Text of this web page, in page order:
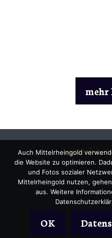
mehr
Auch Mittelrheingold
die Website zu optimieren.
und Fotos sozialer
Mittelrheingold nutzen,
aus. Weitere
OK